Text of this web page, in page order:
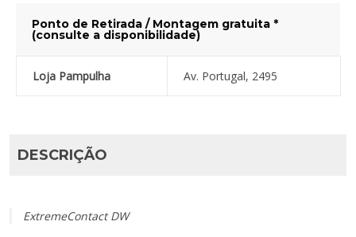
Ponto de Retirada / Montagem gratuita *
(consulte a disponibilidade)
Loja Pampulha Av. Portugal, 2495
DESCRIÇÃO
ExtremeContact DW